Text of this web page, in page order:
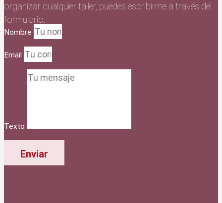
organizar cualquier taller, puedes escribirme a través del
formulario.
Nombre
Email
Texto
Enviar